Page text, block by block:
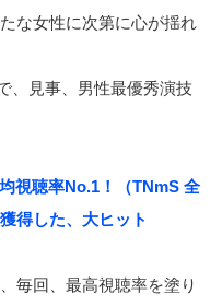
な女性に次第に心が揺れ
、見事、男性最優秀演技
視聴率No.1！（TNmS 全
得した、大ヒット
毎回、最高視聴率を塗り